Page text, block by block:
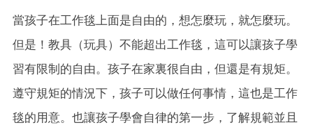
當孩子在工作毯上面是自由的，想怎麼玩，就怎麼玩。
但是！教具（玩具）不能超出工作毯，這可以讓孩子學
習有限制的自由。孩子在家裏很自由，但還是有規矩。
遵守規矩的情況下，孩子可以做任何事情，這也是工作
毯的用意。也讓孩子學會自律的第一步，了解規範並且